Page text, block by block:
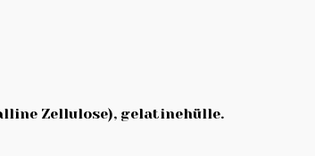
Zellulose), gelatinehülle.